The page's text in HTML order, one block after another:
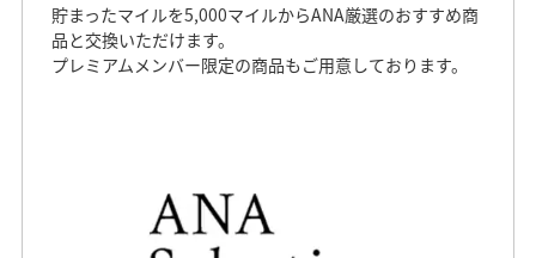
貯まったマイルを5,000マイルからANA厳選のおすすめ商
品と交換いただけます。
プレミアムメンバー限定の商品もご用意しております。